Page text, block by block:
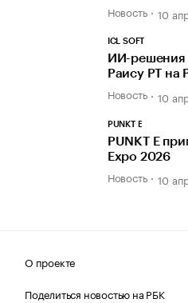
Новость 10
ICL SOFT
ИИ-решения
Раису РТ на
Новость 10
PUNKT E
PUNKT E
Expo 2026
Новость 10
О проекте
Поделиться новостью на РБК